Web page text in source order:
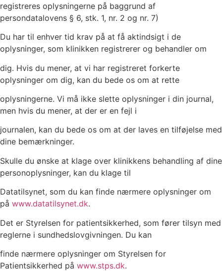
registreres oplysningerne på baggrund af
persondatalovens § 6, stk. 1, nr. 2 og nr. 7)
Du har til enhver tid krav på at få aktindsigt i de
oplysninger, som klinikken registrerer og behandler om
dig. Hvis du mener, at vi har registreret forkerte
oplysninger om dig, kan du bede os om at rette
oplysningerne. Vi må ikke slette oplysninger i din journal,
men hvis du mener, at der er en fejl i
journalen, kan du bede os om at der laves en tilføjelse med
dine bemærkninger.
Skulle du ønske at klage over klinikkens behandling af dine
personoplysninger, kan du klage til
Datatilsynet, som du kan finde nærmere oplysninger om
på www.datatilsynet.dk.
Det er Styrelsen for patientsikkerhed, som fører tilsyn med
reglerne i sundhedslovgivningen. Du kan
finde nærmere oplysninger om Styrelsen for
Patientsikkerhed på www.stps.dk.